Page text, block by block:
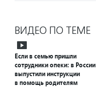
ВИДЕО ПО ТЕМЕ
Если в семью пришли
сотрудники опеки: в России
выпустили инструкции
в помощь родителям